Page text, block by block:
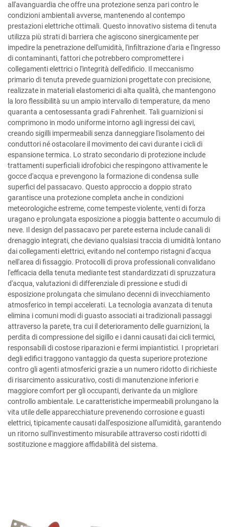
all'avanguardia che offre una protezione senza pari contro le
condizioni ambientali avverse, mantenendo al contempo
prestazioni elettriche ottimali. Questo innovativo sistema di tenuta
utilizza più strati di barriera che agiscono sinergicamente per
impedire la penetrazione dell'umidità, l'infiltrazione d'aria e l'ingresso
di contaminanti, fattori che potrebbero compromettere i
collegamenti elettrici o l'integrità dell'edificio. Il meccanismo
primario di tenuta prevede guarnizioni progettate con precisione,
realizzate in materiali elastomerici di alta qualità, che mantengono
la loro flessibilità su un ampio intervallo di temperature, da meno
quaranta a centosessanta gradi Fahrenheit. Tali guarnizioni si
comprimono in modo uniforme intorno agli ingressi dei cavi,
creando sigilli impermeabili senza danneggiare l'isolamento dei
conduttori né ostacolare il movimento dei cavi durante i cicli di
espansione termica. Lo strato secondario di protezione include
trattamenti superficiali idrofobici che respingono attivamente le
gocce d'acqua e prevengono la formazione di condensa sulle
superfici del passacavo. Questo approccio a doppio strato
garantisce una protezione completa anche in condizioni
meteorologiche estreme, come tempeste violente, venti di forza
uragano e prolungata esposizione a pioggia battente o accumulo di
neve. Il design del passacavo per parete esterna include canali di
drenaggio integrati, che deviano qualsiasi traccia di umidità lontano
dai collegamenti elettrici, evitando nel contempo ristagni d'acqua
nell'area di fissaggio. Protocolli di prova professionali convalidano
l'efficacia della tenuta mediante test standardizzati di spruzzatura
d'acqua, valutazioni di differenziale di pressione e studi di
esposizione prolungata che simulano decenni di invecchiamento
atmosferico in tempi accelerati. La tecnologia avanzata di tenuta
elimina i comuni modi di guasto associati ai tradizionali passaggi
attraverso la parete, tra cui il deterioramento delle guarnizioni, la
perdita di compressione del sigillo e i danni causati dai cicli termici,
responsabili di costose riparazioni e fermi impiantistici. I proprietari
degli edifici traggono vantaggio da questa superiore protezione
contro gli agenti atmosferici grazie a un numero ridotto di richieste
di risarcimento assicurativo, costi di manutenzione inferiori e
maggiore comfort per gli occupanti, derivante da un migliore
controllo ambientale. Le caratteristiche impermeabili prolungano la
vita utile delle apparecchiature prevenendo corrosione e guasti
elettrici, tipicamente causati dall'esposizione all'umidità, garantendo
un ritorno sull'investimento misurabile attraverso costi ridotti di
sostituzione e maggiore affidabilità del sistema.